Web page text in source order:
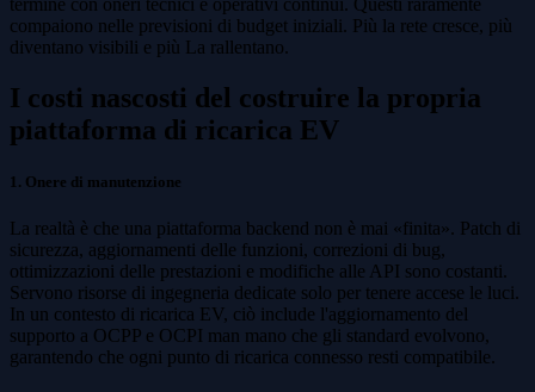
termine con oneri tecnici e operativi continui. Questi raramente
compaiono nelle previsioni di budget iniziali. Più la rete cresce, più
diventano visibili e più La rallentano.
I costi nascosti del costruire la propria
piattaforma di ricarica EV
1. Onere di manutenzione
La realtà è che una piattaforma backend non è mai «finita». Patch di
sicurezza, aggiornamenti delle funzioni, correzioni di bug,
ottimizzazioni delle prestazioni e modifiche alle API sono costanti.
Servono risorse di ingegneria dedicate solo per tenere accese le luci.
In un contesto di ricarica EV, ciò include l'aggiornamento del
supporto a OCPP e OCPI man mano che gli standard evolvono,
garantendo che ogni punto di ricarica connesso resti compatibile.